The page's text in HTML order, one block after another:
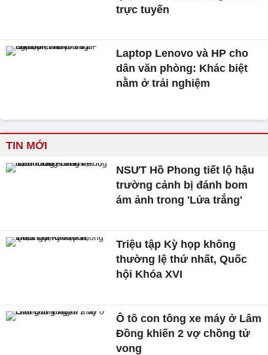
trực tuyến
Laptop Lenovo và HP cho
dân văn phòng: Khác biệt
nằm ở trải nghiệm
TIN MỚI
NSƯT Hồ Phong tiết lộ hậu
trường cảnh bị đánh bom
ám ảnh trong 'Lửa trắng'
Triệu tập Kỳ họp không
thường lệ thứ nhất, Quốc
hội Khóa XVI
Ô tô con tông xe máy ở Lâm
Đồng khiến 2 vợ chồng tử
vong